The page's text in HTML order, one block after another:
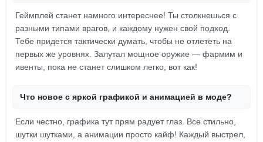
Геймплей станет намного интереснее! Ты столкнешься с
разными типами врагов, и каждому нужен свой подход.
Тебе придется тактически думать, чтобы не отлететь на
первых же уровнях. Залутал мощное оружие — фармим и
ивенты, пока не станет слишком легко, вот как!
Что новое с яркой графикой и анимацией в моде?
Если честно, графика тут прям радует глаз. Все стильно,
шутки шутками, а анимации просто кайф! Каждый выстрел,